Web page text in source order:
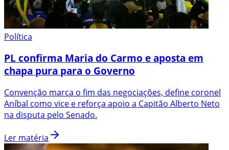
Política
PL confirma Maria do Carmo e aposta em
chapa pura para o Governo
Convenção marca o fim das negociações, define coronel
Aníbal como vice e reforça apoio a Capitão Alberto Neto
na disputa pelo Senado.
Ler matéria